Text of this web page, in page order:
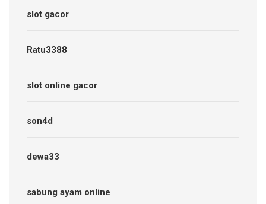
slot gacor
Ratu3388
slot online gacor
son4d
dewa33
sabung ayam online